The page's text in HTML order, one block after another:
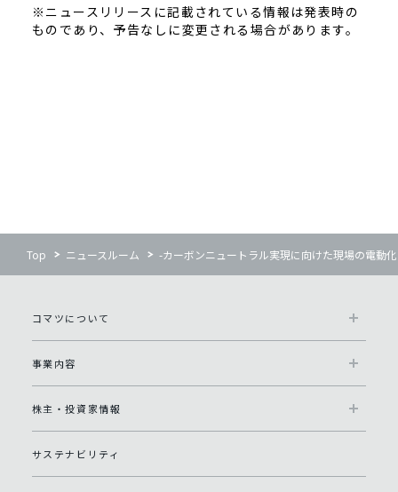
※ニュースリリースに記載されている情報は発表時の
ものであり、予告なしに変更される場合があります。
Top ニュースルーム -カーボンニュートラル実現に向けた現場の電動
コマツについて
事業内容
株主・投資家情報
サステナビリティ